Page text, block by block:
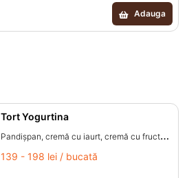
Forest Cantitate minimă platou: 0.32 kg.
Adauga
Tort Yogurtina
Pandișpan, cremă cu iaurt, cremă cu fructe
de pădure și glazură amarena. (făină de grâu,
139 - 198 lei / bucată